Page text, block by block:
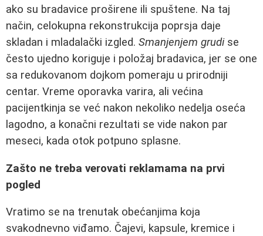
ako su bradavice proširene ili spuštene. Na taj
način, celokupna rekonstrukcija poprsja daje
skladan i mladalački izgled. Smanjenjem grudise
često ujedno koriguje i položaj bradavica, jer se one
sa redukovanom dojkom pomeraju u prirodniji
centar. Vreme oporavka varira, ali većina
pacijentkinja se već nakon nekoliko nedelja oseća
lagodno, a konačni rezultati se vide nakon par
meseci, kada otok potpuno splasne.
Zašto ne treba verovati reklamama na prvi
pogled
Vratimo se na trenutak obećanjima koja
svakodnevno viđamo. Čajevi, kapsule, kremice i